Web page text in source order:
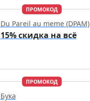
ПРОМОКОД
Du Pareil au meme (DPAM)
15% скидка на всё
ПРОМОКОД
Бука